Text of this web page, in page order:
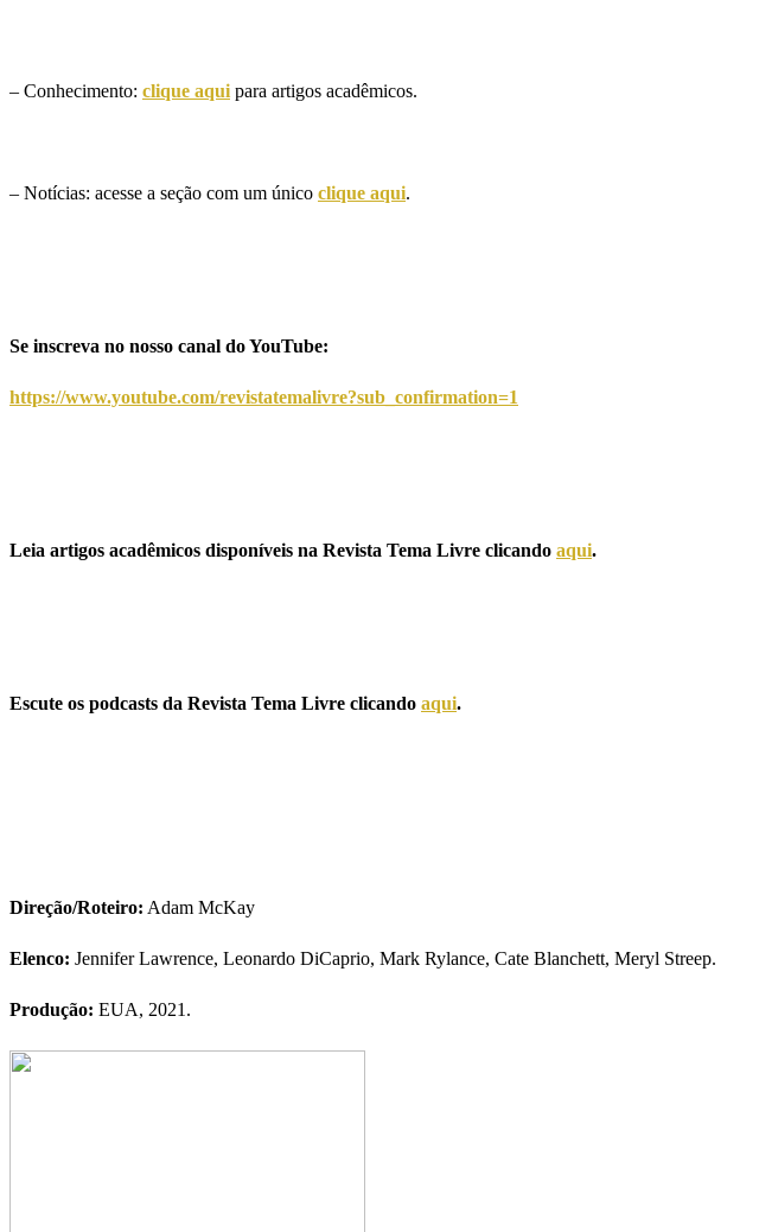
– Conhecimento: clique aqui para artigos acadêmicos.
– Notícias: acesse a seção com um único clique aqui.
Se inscreva no nosso canal do YouTube:
https://www.youtube.com/revistatemalivre?sub_confirmation=1
Leia artigos acadêmicos disponíveis na Revista Tema Livre clicando aqui.
Escute os podcasts da Revista Tema Livre clicando aqui.
Direção/Roteiro: Adam McKay
Elenco: Jennifer Lawrence, Leonardo DiCaprio, Mark Rylance, Cate Blanchett, Meryl Streep.
Produção: EUA, 2021.